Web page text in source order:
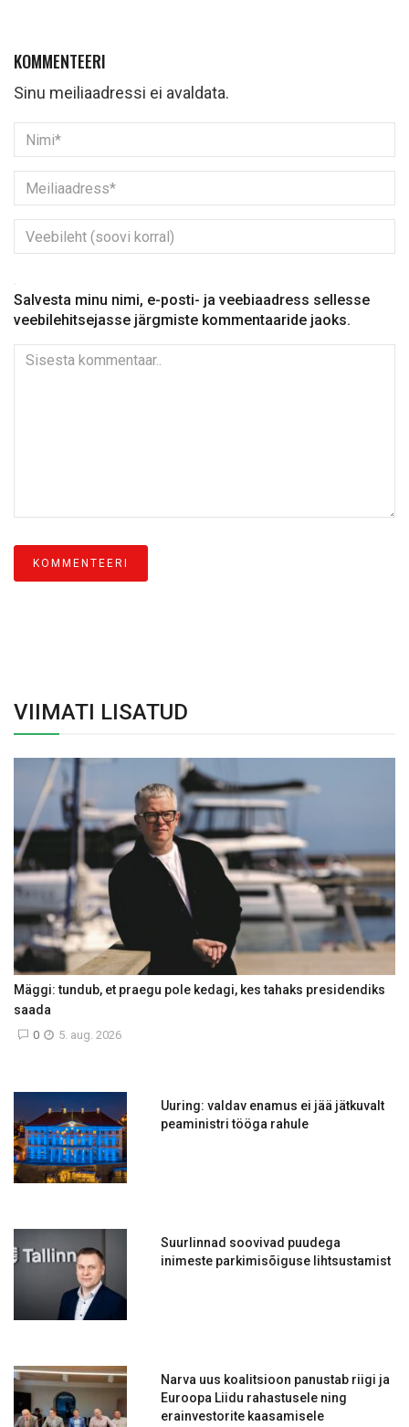
KOMMENTEERI
Sinu meiliaadressi ei avaldata.
Salvesta minu nimi, e-posti- ja veebiaadress sellesse
veebilehitsejasse järgmiste kommentaaride jaoks.
VIIMATI LISATUD
Mäggi: tundub, et praegu pole kedagi, kes tahaks presidendiks
saada
5. aug. 2026
0
Uuring: valdav enamus ei jää jätkuvalt
peaministri tööga rahule
Suurlinnad soovivad puudega
inimeste parkimisõiguse lihtsustamist
Narva uus koalitsioon panustab riigi ja
Euroopa Liidu rahastusele ning
erainvestorite kaasamisele